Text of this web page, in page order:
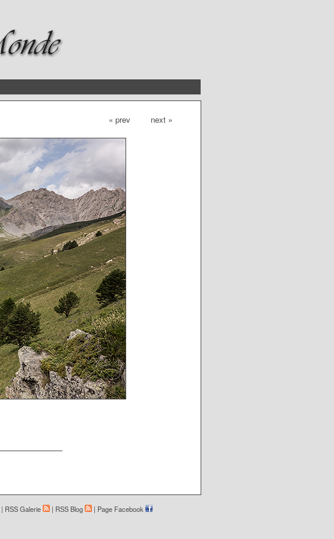
« prev next »
| RSS Galerie | RSS Blog | Page Facebook